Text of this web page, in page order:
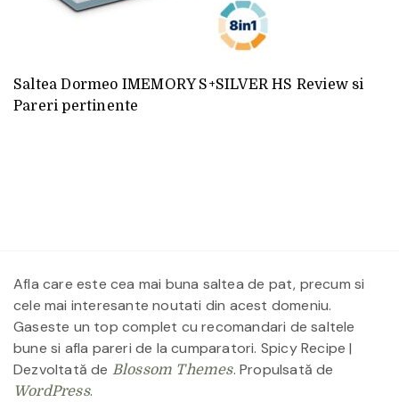
Saltea Dormeo IMEMORY S+SILVER HS Review si
Pareri pertinente
Afla care este cea mai buna saltea de pat, precum si
cele mai interesante noutati din acest domeniu.
Gaseste un top complet cu recomandari de saltele
bune si afla pareri de la cumparatori. Spicy Recipe |
Dezvoltată de Blossom Themes. Propulsată de
WordPress.